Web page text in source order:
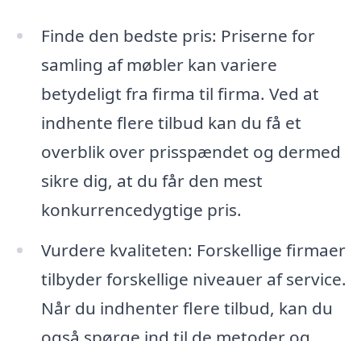
Finde den bedste pris: Priserne for
samling af møbler kan variere
betydeligt fra firma til firma. Ved at
indhente flere tilbud kan du få et
overblik over prisspændet og dermed
sikre dig, at du får den mest
konkurrencedygtige pris.
Vurdere kvaliteten: Forskellige firmaer
tilbyder forskellige niveauer af service.
Når du indhenter flere tilbud, kan du